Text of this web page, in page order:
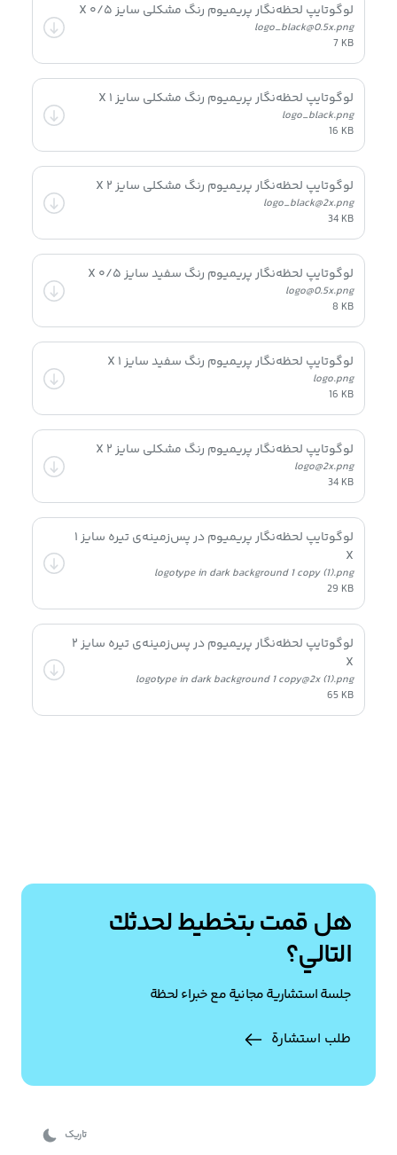
لوگوتایپ لحظه‌نگار پریمیوم رنگ مشکلی سایز ۰/۵ X
logo_black@0.5x.png
7 KB
لوگوتایپ لحظه‌نگار پریمیوم رنگ مشکلی سایز ۱ X
logo_black.png
16 KB
لوگوتایپ لحظه‌نگار پریمیوم رنگ مشکلی سایز ۲ X
logo_black@2x.png
34 KB
لوگوتایپ لحظه‌نگار پریمیوم رنگ سفید سایز ۰/۵ X
logo@0.5x.png
8 KB
لوگوتایپ لحظه‌نگار پریمیوم رنگ سفید سایز ۱ X
logo.png
16 KB
لوگوتایپ لحظه‌نگار پریمیوم رنگ مشکلی سایز ۲ X
logo@2x.png
34 KB
لوگوتایپ لحظه‌نگار پریمیوم در پس‌زمینه‌ی تیره سایز ۱
X
logotype in dark background 1 copy (1).png
29 KB
لوگوتایپ لحظه‌نگار پریمیوم در پس‌زمینه‌ی تیره سایز ۲
X
logotype in dark background 1 copy@2x (1).png
65 KB
هل قمت بتخطيط لحدثك
التالي؟
جلسة استشارية مجانية مع خبراء لحظة
طلب استشارة
تاریک